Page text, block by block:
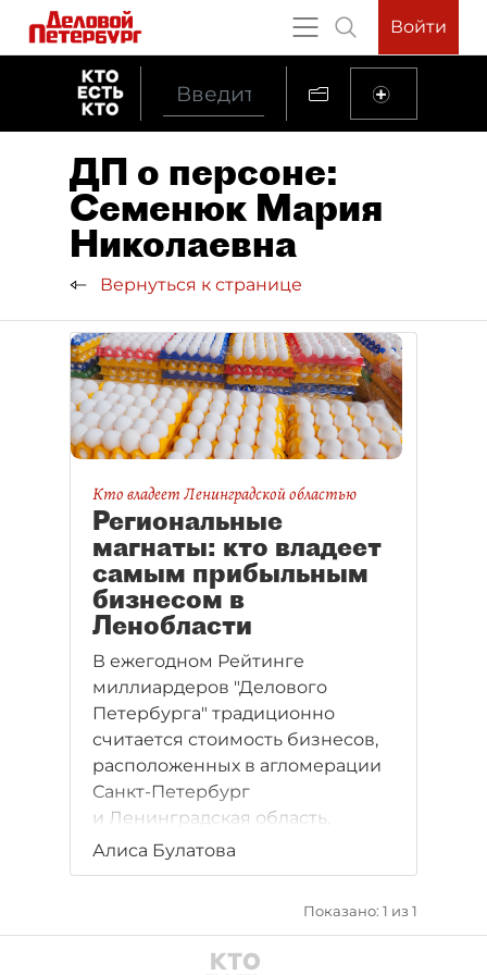
Войти
ДП о персоне:
Семенюк Мария
Николаевна
Вернуться к странице
Кто владеет Ленинградской областью
Региональные
магнаты: кто владеет
самым прибыльным
бизнесом в
Ленобласти
В ежегодном Рейтинге
миллиардеров "Делового
Петербурга" традиционно
считается стоимость бизнесов,
расположенных в агломерации
Санкт-Петербург
и Ленинградская область,
потому что экономика и жизнь
этих регионов тесно сплетена
одну её часть от другой. Но мы
постарались выбрать из 250
Алиса Булатова
Показано: 1 из 1